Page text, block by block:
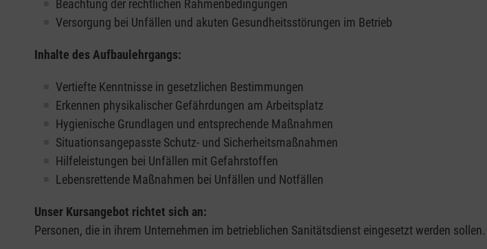
Beachtung der rechtlichen Rahmenbedingungen
Versorgung bei Unfällen und akuten Gesundheitsstörungen im Betrieb
Inhalte des Aufbaulehrgangs:
Vertiefte Kenntnisse in gesetzlichen Bestimmungen
Erkennen physikalischer Gefährdungen am Arbeitsplatz
Hygienische Grundlagen und entsprechende Maßnahmen
Situationsangepasste Schutz- und Sicherheitsmaßnahmen
Hilfeleistungen bei Unfällen mit Gefahrstoffen
Lebensrettende Maßnahmen bei Unfällen und Notfällen
Unser Kursangebot richtet sich an:
Personen, die in ihrem Unternehmen im betrieblichen Sanitätsdienst eingesetzt werden sollen.